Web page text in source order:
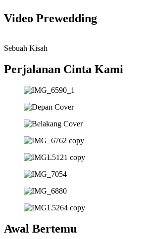
Video Prewedding
Sebuah Kisah
Perjalanan Cinta Kami
Awal Bertemu